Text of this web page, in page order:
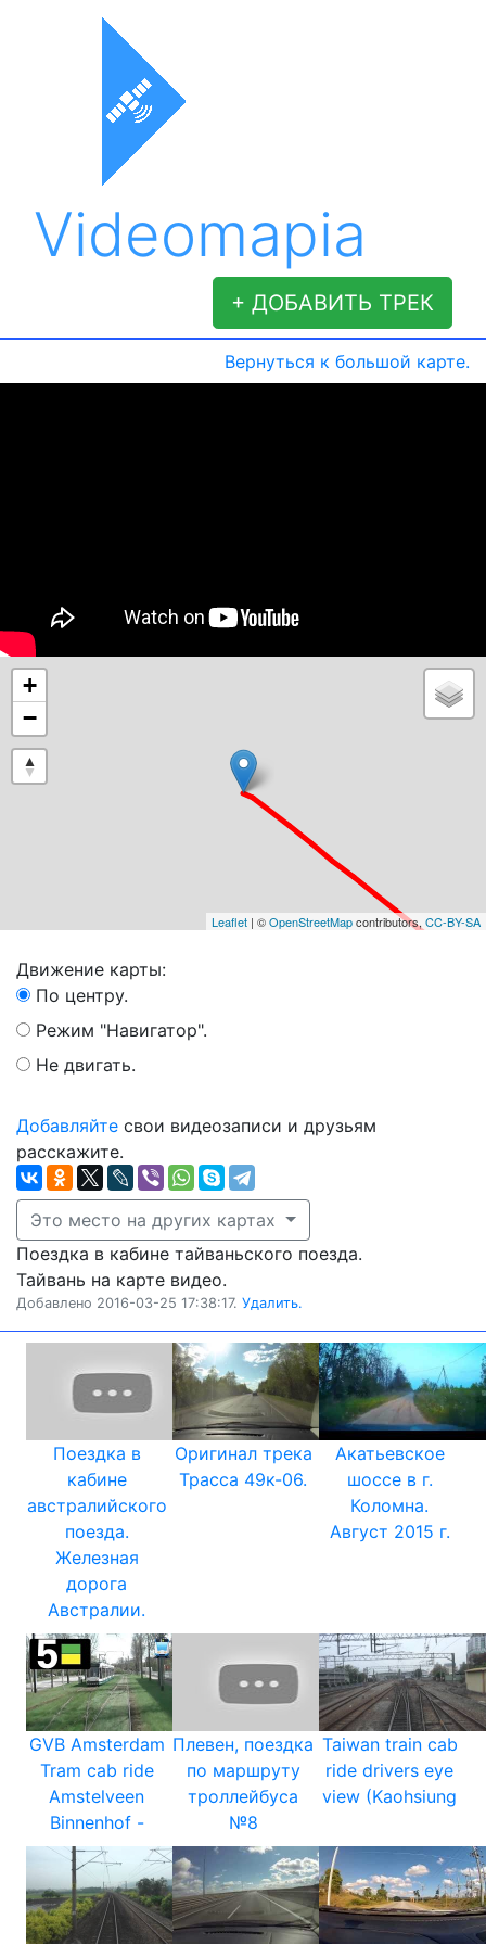
Videomapia
+ ДОБАВИТЬ ТРЕК
Вернуться к большой карте.
+
−
Leaflet | ©OpenStreetMapcontributors, CC-BY-SA
Движение карты:
По центру.
Режим "Навигатор".
Не двигать.
Добавляйте свои видеозаписи и друзьям
расскажите.
Это место на других картах
Поездка в кабине тайваньского поезда.
Тайвань на карте видео.
Добавлено 2016-03-25 17:38:17. Удалить.
Поездка в
кабине
австралийского
поезда.
Железная
дорога
Австралии.
Оригинал трека
Трасса 49к-06.
Акатьевское
шоссе в г.
Коломна.
Август 2015 г.
GVB Amsterdam
Tram cab ride
Amstelveen
Binnenhof -
Плевен, поездка
по маршруту
троллейбуса
№8
Taiwan train cab
ride drivers eye
view (Kaohsiung